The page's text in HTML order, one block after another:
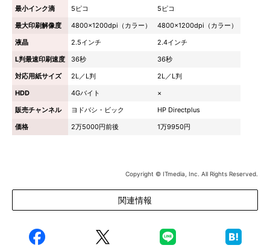
最小インク滴
5ピコ
5ピコ
最大印刷解像度
4800×1200dpi（カラー）
4800×1200dpi（カラー）
液晶
2.5インチ
2.4インチ
L判最速印刷速度
36秒
36秒
対応用紙サイズ
2L／L判
2L／L判
HDD
4Gバイト
×
販売チャンネル
ヨドバシ・ビック
HP Directplus
価格
2万5000円前後 1万9950円
Copyright © ITmedia, Inc. All Rights Reserved.
関連情報